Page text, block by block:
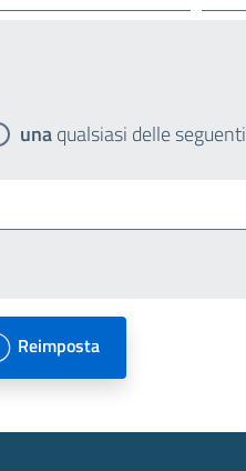
unaqualsiasi delle seguenti
Reimposta